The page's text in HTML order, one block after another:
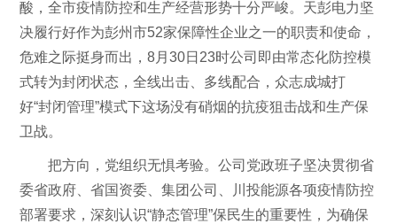
酸，全市疫情防控和生产经营形势十分严峻。天彭电力坚
决履行好作为彭州市52家保障性企业之一的职责和使命，
危难之际挺身而出，8月30日23时公司即由常态化防控模
式转为封闭状态，全线出击、多线配合，众志成城打
好“封闭管理”模式下这场没有硝烟的抗疫狙击战和生产保
卫战。
把方向，党组织无惧考验。公司党政班子坚决贯彻省
委省政府、省国资委、集团公司、川投能源各项疫情防控
部署要求，深刻认识“静态管理”保民生的重要性，为确保